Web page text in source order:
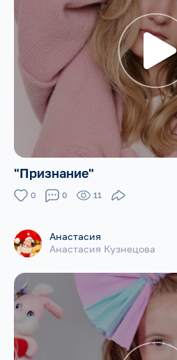
"Признание"
0 0 11
Анастасия
Анастасия Кузнецова